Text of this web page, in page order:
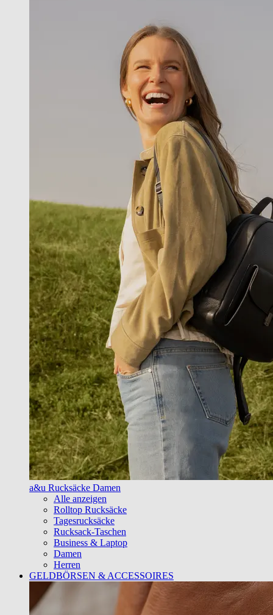
a&u Rucksäcke Damen
Alle anzeigen
Rolltop Rucksäcke
Tagesrucksäcke
Rucksack-Taschen
Business & Laptop
Damen
Herren
GELDBÖRSEN & ACCESSOIRES